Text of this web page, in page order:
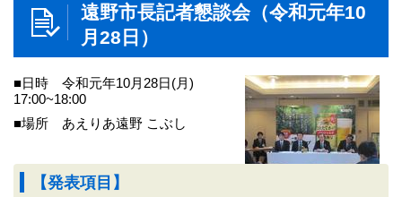
遠野市長記者懇談会（令和元年10
月28日）
■日時 令和元年10月28日(月)
17:00~18:00
■場所 あえりあ遠野 こぶし
【発表項目】